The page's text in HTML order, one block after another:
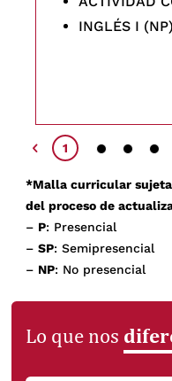
INGLÉS I (NP)
1 2 3 4
*Malla curricular
del proceso de
– P: Presencial
–SP: Semipresencial
– NP: No presencial
Lo que nos